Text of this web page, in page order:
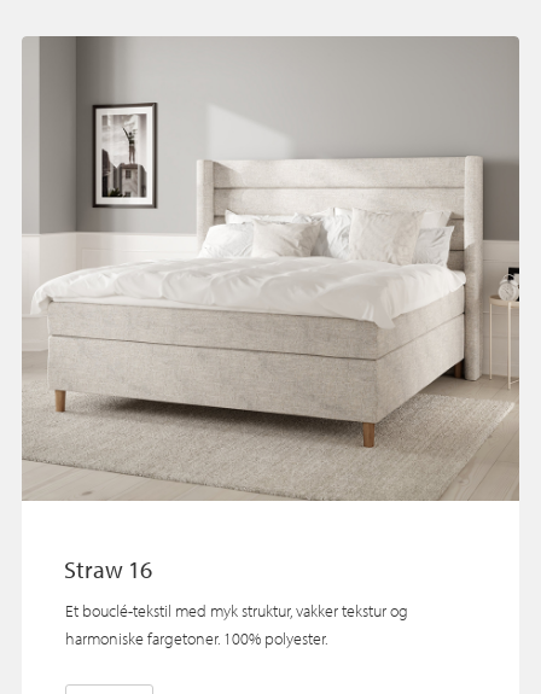
Straw 16
Et bouclé‑tekstil med myk struktur, vakker tekstur og
harmoniske fargetoner. 100% polyester.